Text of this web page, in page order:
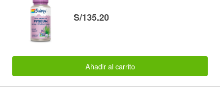
S/135.20
Añadir al carrito